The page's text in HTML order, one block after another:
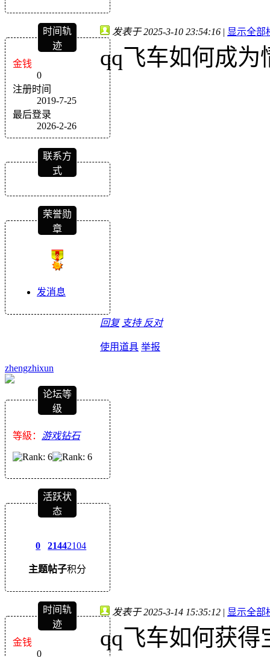
时间轨
迹
金钱
0
注册时间
2019-7-25
最后登录
2026-2-26
联系方
式
荣誉勋
章
发消息
发表于 2025-3-10 23:54:16 | 显示全部
qq飞车如何成为
回复 支持 反对
使用道具 举报
zhengzhixun
论坛等
级
等級： 游戏钻石
活跃状
态
0
主题
2144
帖子
2104
积分
时间轨
迹
金钱
0
发表于 2025-3-14 15:35:12 | 显示全部
qq飞车如何获得